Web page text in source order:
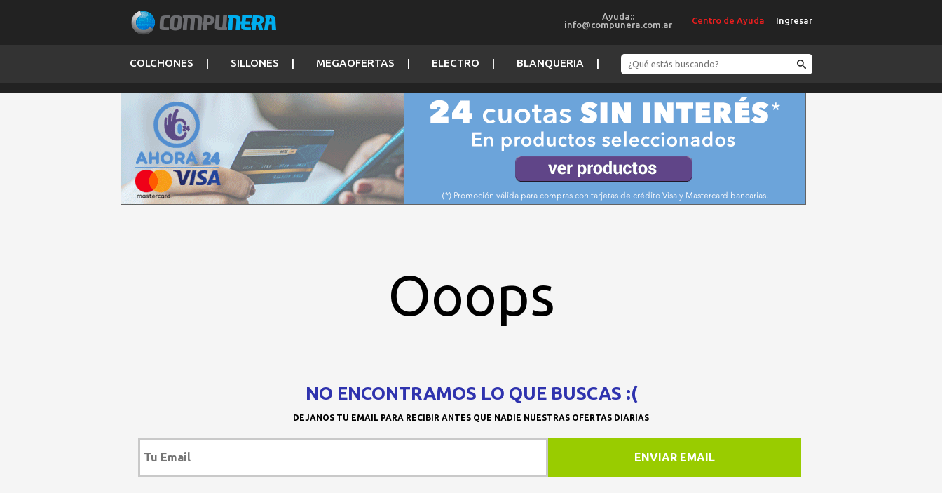
Ayuda::
info@compunera.com.ar
Centro de Ayuda Ingresar
COLCHONES SILLONES MEGAOFERTAS ELECTRO BLANQUERIA
Ooops
NO ENCONTRAMOS LO QUE BUSCAS :(
DEJANOS TU EMAIL PARA RECIBIR ANTES QUE NADIE NUESTRAS OFERTAS DIARIAS
ENVIAR EMAIL